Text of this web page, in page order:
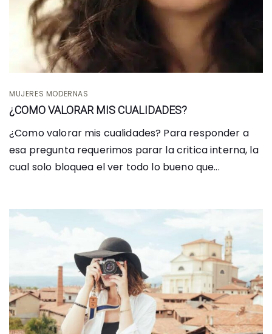
MUJERES MODERNAS
¿COMO VALORAR MIS CUALIDADES?
¿Como valorar mis cualidades? Para responder a
esa pregunta requerimos parar la critica interna, la
cual solo bloquea el ver todo lo bueno que...